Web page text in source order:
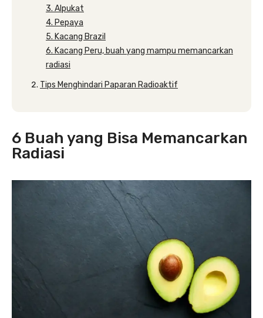
3. Alpukat
4. Pepaya
5. Kacang Brazil
6. Kacang Peru, buah yang mampu memancarkan
radiasi
Tips Menghindari Paparan Radioaktif
6 Buah yang Bisa Memancarkan
Radiasi